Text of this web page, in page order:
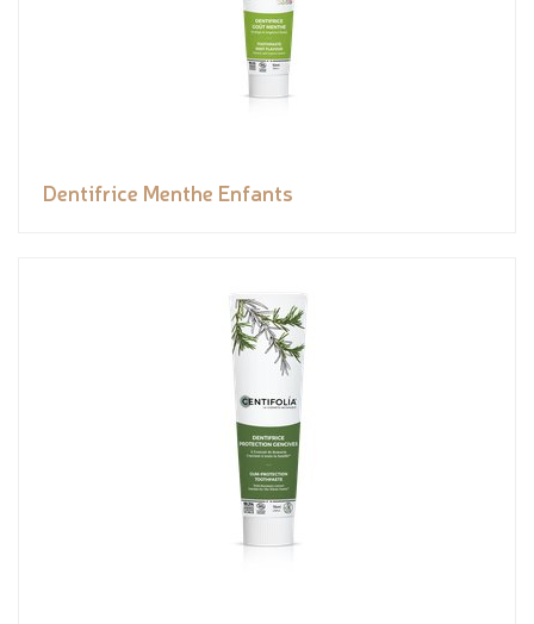
Dentifrice Menthe Enfants